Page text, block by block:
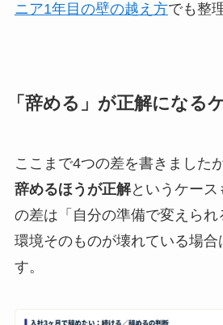
ニア1年目の壁の越え方でも整
「辞める」が正解になる
ここまで4つの差を書きました
辞めるほうが正解というケース
の差は「自分の準備で変えられ
環境そのものが壊れている場
す。